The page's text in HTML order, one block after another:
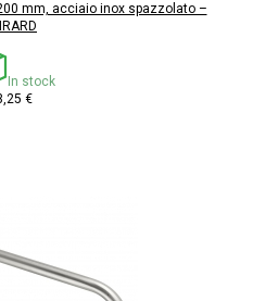
mm, acciaio inox spazzolato –
In stock
€